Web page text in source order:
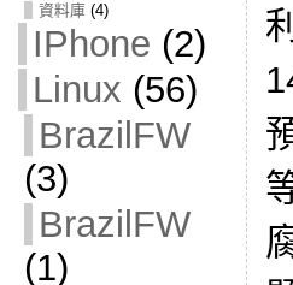
資料庫(4)
IPhone (2)
Linux (56)
BrazilFW
(3)
BrazilFW
(1)